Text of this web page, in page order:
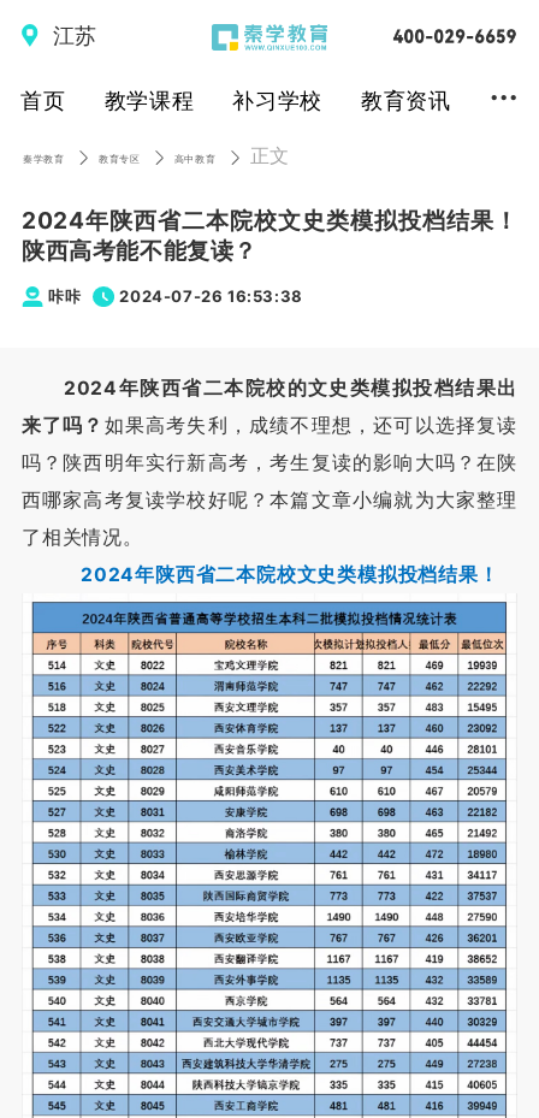
江苏
首页 教学课程 补习学校 教育资讯 ...
秦学教育 教育专区 高中教育 正文
2024年陕西省二本院校文史类模拟投档结果！
陕西高考能不能复读？
咔咔 2024-07-26 16:53:38
2024年陕西省二本院校的文史类模拟投档结果出
来了吗？ 如果高考失利，成绩不理想，还可以选择复读
吗？陕西明年实行新高考，考生复读的影响大吗？在陕
西哪家高考复读学校好呢？本篇文章小编就为大家整理
了相关情况。
2024年陕西省二本院校文史类模拟投档结果！